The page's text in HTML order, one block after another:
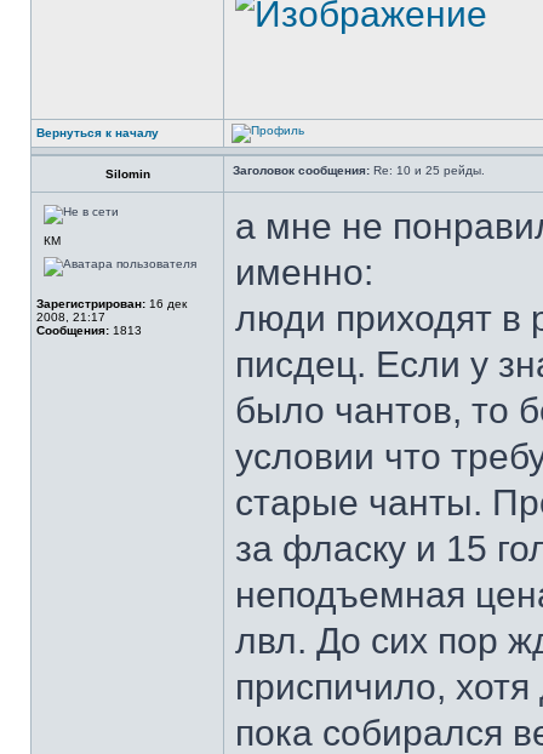
Вернуться к началу
Silomin Заголовок сообщения: Re: 10 и 25 рейды.
КМ
Зарегистрирован: 16 дек
2008, 21:17
Сообщения: 1813
а мне не
именно:
люди приходят в
писдец. Если у
было чантов, то
условии что
старые чанты.
за фласку и 15
неподъемная
лвл. До сих пор
приспичило,
пока собирался